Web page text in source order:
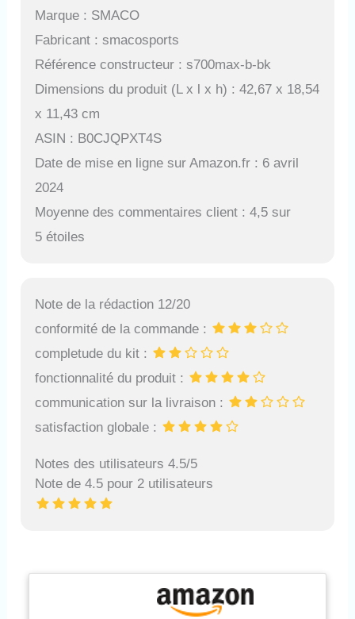
Marque : SMACO
Fabricant : smacosports
Référence constructeur : s700max-b-bk
Dimensions du produit (L x l x h) : 42,67 x 18,54
x 11,43 cm
ASIN : B0CJQPXT4S
Date de mise en ligne sur Amazon.fr : 6 avril
2024
Moyenne des commentaires client : 4,5 sur
5 étoiles
Note de la rédaction 12/20
conformité de la commande :
completude du kit :
fonctionnalité du produit :
communication sur la livraison :
satisfaction globale :
Notes des utilisateurs 4.5/5
Note de 4.5 pour 2 utilisateurs